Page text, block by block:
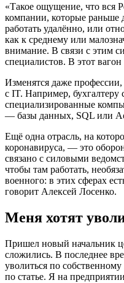
«Такое ощущение, что вся
компании, которые раньше
работать удалённо, или
как к среднему или
внимание. В связи с этим
специалистов. В этот
Изменятся даже
с IT. Например, бухгалтеру
специализированные
— базы данных, SQL или
Ещё одна отрасль, на
коронавируса, — это
связано с силовыми
чтобы там работать,
военного: в этих сферах
говорит Алексей Лосенко.
Меня хотят
Пришел новый начальник
сложились. В последнее
уволиться по
по статье. Я на